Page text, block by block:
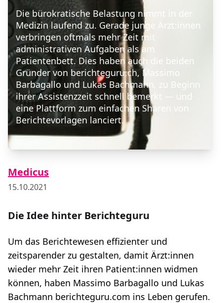
Die bürokratische Belastung nimmt in der
Medizin laufend zu. Gerade junge Ärzt:innen
verbringen oftmals mehr Zeit mit
administrativen Aufgaben als am
Patientenbett. Dies haben auch die beiden
Gründer von berichteguru.ch, Massimo
Barbagallo und Lukas Bachmann, zu Beginn
ihrer Assistenzzeit schnell bemerkt — und
eine Plattform zum einfachen Sharen von
Berichtevorlagen lanciert.
Medicus
15.10.2021
Die Idee hinter Berichteguru
Um das Berichtewesen effizienter und
zeitsparender zu gestalten, damit Ärzt:innen
wieder mehr Zeit ihren Patient:innen widmen
können, haben Massimo Barbagallo und Lukas
Bachmann berichteguru.com ins Leben gerufen.